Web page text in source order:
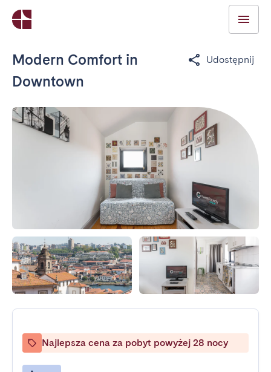
Modern Comfort in
Downtown
Udostępnij
Najlepsza cena za pobyt powyżej 28 nocy